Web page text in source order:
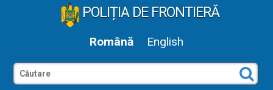
POLIȚIA DE FRONTIERĂ
Română English